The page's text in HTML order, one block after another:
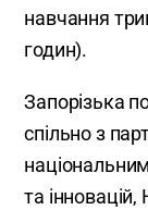
навчання
годин).
Запорізька
спільно з
та